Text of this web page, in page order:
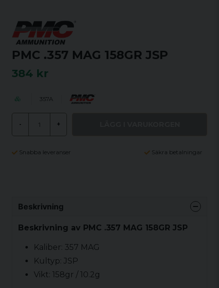
PMC .357 MAG 158GR JSP
384 kr
357A
- +
Snabba leveranser Säkra betalningar
Beskrivning
Beskrivning av PMC .357 MAG 158GR JSP
Kaliber: 357 MAG
Kultyp: JSP
Vikt: 158gr / 10.2g